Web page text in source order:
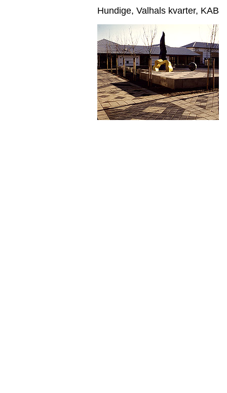
Hundige, Valhals kvarter, KAB